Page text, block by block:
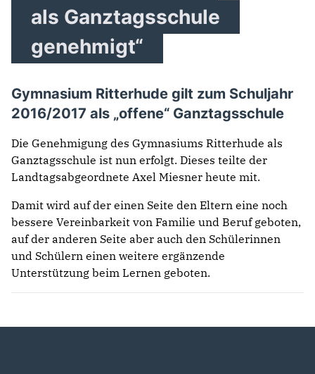
als Ganztagsschule
genehmigt“
Gymnasium Ritterhude gilt zum Schuljahr
2016/2017 als „offene“ Ganztagsschule
Die Genehmigung des Gymnasiums Ritterhude als
Ganztagsschule ist nun erfolgt. Dieses teilte der
Landtagsabgeordnete Axel Miesner heute mit.
Damit wird auf der einen Seite den Eltern eine noch
bessere Vereinbarkeit von Familie und Beruf geboten,
auf der anderen Seite aber auch den Schülerinnen
und Schülern einen weitere ergänzende
Unterstützung beim Lernen geboten.